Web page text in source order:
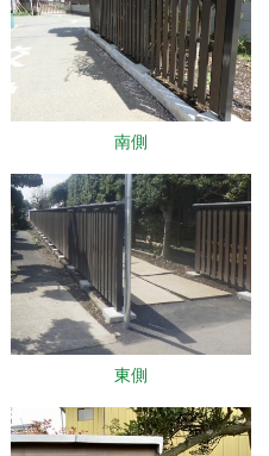
南側
東側